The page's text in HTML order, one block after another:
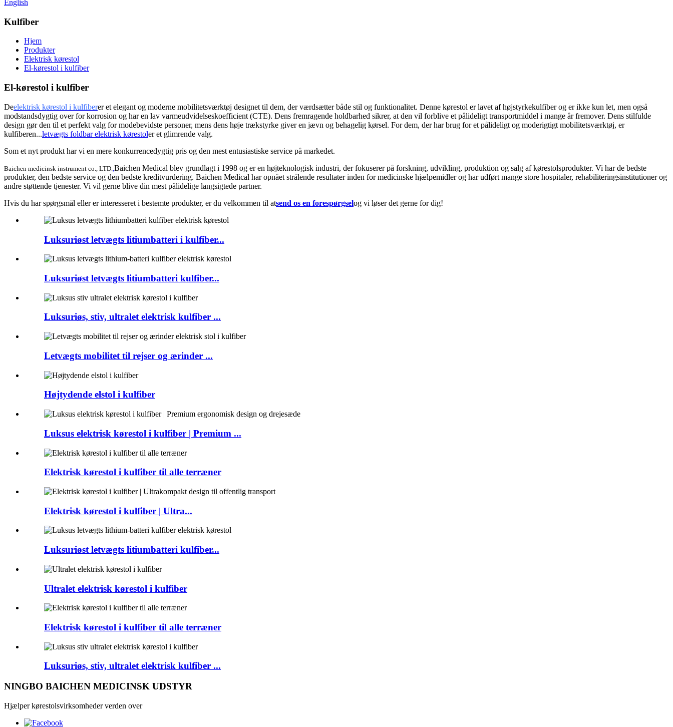
English
Kulfiber
Hjem
Produkter
Elektrisk kørestol
El-kørestol i kulfiber
El-kørestol i kulfiber
Deelektrisk kørestol i kulfiberer et elegant og moderne mobilitetsværktøj designet til dem, der værdsætter både stil og funktionalitet. Denne kørestol er lavet af højstyrkekulfiber og er ikke kun let, men også
modstandsdygtig over for korrosion og har en lav varmeudvidelseskoefficient (CTE). Dens fremragende holdbarhed sikrer, at den vil forblive et pålideligt transportmiddel i mange år fremover. Dens stilfulde
design gør den til et perfekt valg for modebevidste personer, mens dens høje trækstyrke giver en jævn og behagelig kørsel. For dem, der har brug for et pålideligt og moderigtigt mobilitetsværktøj, er
kulfiberen...letvægts foldbar elektrisk kørestoler et glimrende valg.
Som et nyt produkt har vi en mere konkurrencedygtig pris og den mest entusiastiske service på markedet.
Baichen medicinsk instrument co., LTD. Baichen Medical blev grundlagt i 1998 og er en højteknologisk industri, der fokuserer på forskning, udvikling, produktion og salg af kørestolsprodukter. Vi har de bedste
produkter, den bedste service og den bedste kreditvurdering. Baichen Medical har opnået strålende resultater inden for medicinske hjælpemidler og har udført mange store hospitaler, rehabiliteringsinstitutioner og
andre støttende tjenester. Vi vil gerne blive din mest pålidelige langsigtede partner.
Hvis du har spørgsmål eller er interesseret i bestemte produkter, er du velkommen til atsend os en forespørgselog vi løser det gerne for dig!
Luksuriøst letvægts litiumbatteri i kulfiber...
Luksuriøst letvægts litiumbatteri kulfiber...
Luksuriøs, stiv, ultralet elektrisk kulfiber ...
Letvægts mobilitet til rejser og ærinder ...
Højtydende elstol i kulfiber
Luksus elektrisk kørestol i kulfiber | Premium ...
Elektrisk kørestol i kulfiber til alle terræner
Elektrisk kørestol i kulfiber | Ultra...
Luksuriøst letvægts litiumbatteri kulfiber...
Ultralet elektrisk kørestol i kulfiber
Elektrisk kørestol i kulfiber til alle terræner
Luksuriøs, stiv, ultralet elektrisk kulfiber ...
NINGBO BAICHEN MEDICINSK UDSTYR
Hjælper kørestolsvirksomheder verden over